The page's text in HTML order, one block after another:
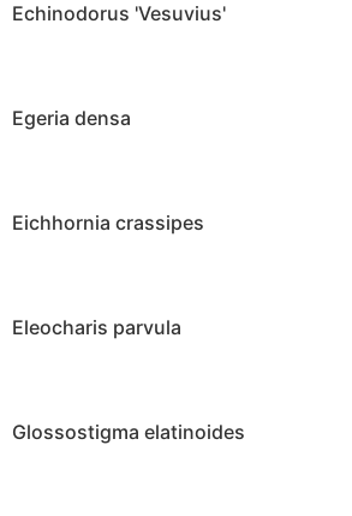
Echinodorus 'Vesuvius'
Egeria densa
Eichhornia crassipes
Eleocharis parvula
Glossostigma elatinoides